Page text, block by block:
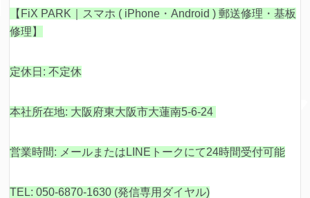
【FiX PARK｜スマホ ( iPhone・Android ) 郵送修理・基板
修理】
定休日: 不定休
本社所在地: 大阪府東大阪市大蓮南5-6-24
営業時間: メールまたはLINEトークにて24時間受付可能
TEL: 050-6870-1630 (発信専用ダイヤル)